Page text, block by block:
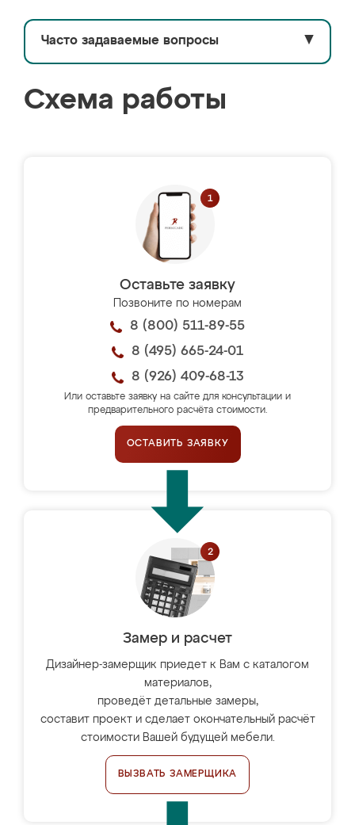
Часто задаваемые вопросы ▼
Схема работы
Оставьте заявку
Позвоните по номерам
8 (800) 511-89-55
8 (495) 665-24-01
8 (926) 409-68-13
Или оставьте заявку на сайте для консультации и
предварительного расчёта стоимости.
ОСТАВИТЬ ЗАЯВКУ
Замер и расчет
Дизайнер-замерщик приедет к Вам с каталогом
материалов,
проведёт детальные замеры,
составит проект и сделает окончательный расчёт
стоимости Вашей будущей мебели.
ВЫЗВАТЬ ЗАМЕРЩИКА